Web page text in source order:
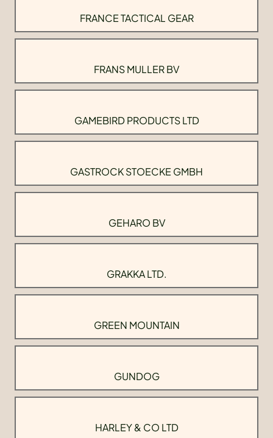
FRANCE TACTICAL GEAR
FRANS MULLER BV
GAMEBIRD PRODUCTS LTD
GASTROCK STOECKE GMBH
GEHARO BV
GRAKKA LTD.
GREEN MOUNTAIN
GUNDOG
HARLEY & CO LTD